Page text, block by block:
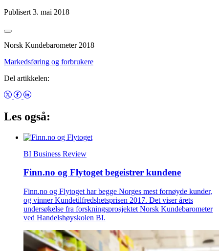
Publisert 3. mai 2018
Norsk Kunde­barometer 2018
Markedsføring og forbrukere
Del artikkelen:
Les også:
BI Business Review
Finn.no og Flytoget begeistrer kundene
Finn.no og Flytoget har begge Norges mest fornøyde kunder,
og vinner Kundetilfredshetsprisen 2017. Det viser årets
undersøkelse fra forskningsprosjektet Norsk Kundebarometer
ved Handelshøyskolen BI.